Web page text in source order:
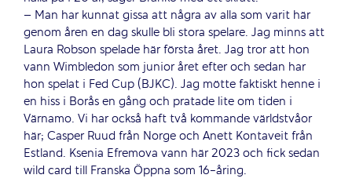
– Man har kunnat gissa att några av alla som varit här
genom åren en dag skulle bli stora spelare. Jag minns att
Laura Robson spelade här första året. Jag tror att hon
vann Wimbledon som junior året efter och sedan har
hon spelat i Fed Cup (BJKC). Jag mötte faktiskt henne i
en hiss i Borås en gång och pratade lite om tiden i
Värnamo. Vi har också haft två kommande världstvåor
här; Casper Ruud från Norge och Anett Kontaveit från
Estland. Ksenia Efremova vann här 2023 och fick sedan
wild card till Franska Öppna som 16-åring.